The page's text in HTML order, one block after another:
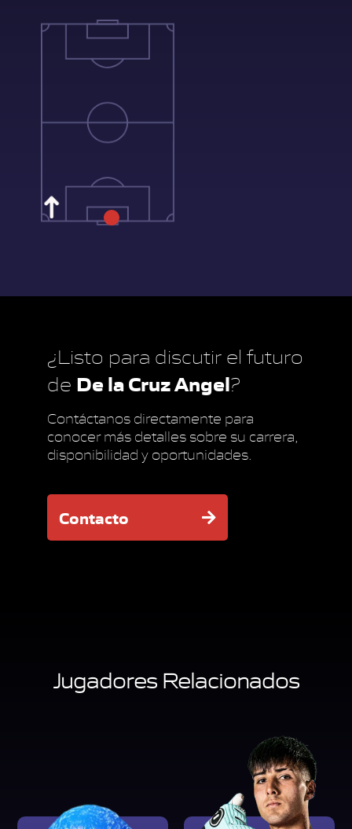
¿Listo para discutir el futuro
de De la Cruz Angel?
Contáctanos directamente para
conocer más detalles sobre su carrera,
disponibilidad y oportunidades.
Contacto
Jugadores Relacionados